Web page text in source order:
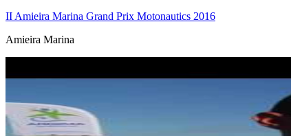
II Amieira Marina Grand Prix Motonautics 2016
Amieira Marina